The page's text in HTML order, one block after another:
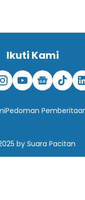
Ikuti Kami
Pedoman
by Suara Pacitan